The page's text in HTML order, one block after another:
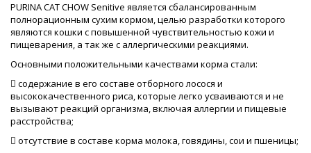
PURINA CAT CHOW Senitive является сбалансированным
полнорационным сухим кормом, целью разработки которого
являются кошки с повышенной чувствительностью кожи и
пищеварения, а так же с аллергическими реакциями.
Основными положительными качествами корма стали:
 содержание в его составе отборного лосося и
высококачественного риса, которые легко усваиваются и не
вызывают реакций организма, включая аллергии и пищевые
расстройства;
 отсутствие в составе корма молока, говядины, сои и пшеницы;